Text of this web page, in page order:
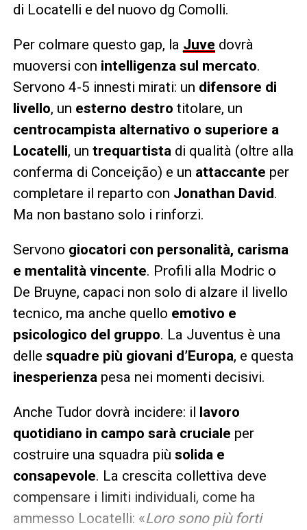
di Locatelli e del nuovo dg Comolli.
Per colmare questo gap, la Juve dovrà
muoversi con intelligenza sul mercato.
Servono 4-5 innesti mirati: un difensore di
livello, un esterno destro titolare, un
centrocampista alternativo o superiore a
Locatelli, un trequartista di qualità (oltre alla
conferma di Conceição) e un attaccante per
completare il reparto con Jonathan David.
Ma non bastano solo i rinforzi.
Servono giocatori con personalità, carisma
e mentalità vincente. Profili alla Modric o
De Bruyne, capaci non solo di alzare il livello
tecnico, ma anche quello emotivo e
psicologico del gruppo. La Juventus è una
delle squadre più giovani d’Europa, e questa
inesperienza pesa nei momenti decisivi.
Anche Tudor dovrà incidere: il lavoro
quotidiano in campo sarà cruciale per
costruire una squadra più solida e
consapevole. La crescita collettiva deve
compensare i limiti individuali, come ha
ammesso Locatelli: «Loro sono più forti